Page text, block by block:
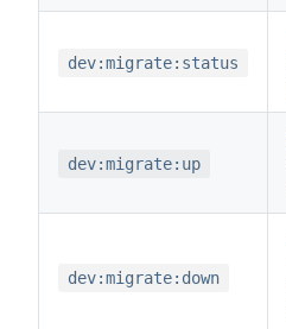
dev:migrate:status
dev:migrate:up
dev:migrate:down